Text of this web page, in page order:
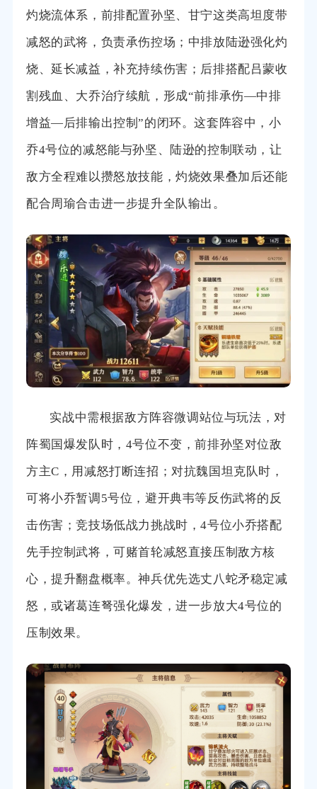
灼烧流体系，前排配置孙坚、甘宁这类高坦度带
减怒的武将，负责承伤控场；中排放陆逊强化灼
烧、延长减益，补充持续伤害；后排搭配吕蒙收
割残血、大乔治疗续航，形成“前排承伤—中排
增益—后排输出控制”的闭环。这套阵容中，小
乔4号位的减怒能与孙坚、陆逊的控制联动，让
敌方全程难以攒怒放技能，灼烧效果叠加后还能
配合周瑜合击进一步提升全队输出。
实战中需根据敌方阵容微调站位与玩法，对
阵蜀国爆发队时，4号位不变，前排孙坚对位敌
方主C，用减怒打断连招；对抗魏国坦克队时，
可将小乔暂调5号位，避开典韦等反伤武将的反
击伤害；竞技场低战力挑战时，4号位小乔搭配
先手控制武将，可赌首轮减怒直接压制敌方核
心，提升翻盘概率。神兵优先选丈八蛇矛稳定减
怒，或诸葛连弩强化爆发，进一步放大4号位的
压制效果。